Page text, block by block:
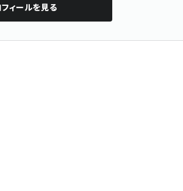
ィールを見る